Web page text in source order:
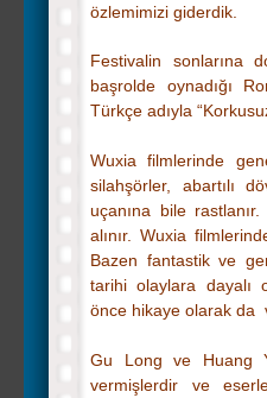
özlemimizi giderdik.
Festivalin sonlarına
başrolde oynadığı
Türkçe adıyla
Wuxia filmlerinde
silahşörler, abartılı
uçanına bile
alınır. Wuxia
Bazen fantastik ve
tarihi olaylara dayalı
önce hikaye olarak da
Gu Long ve Huang
vermişlerdir ve